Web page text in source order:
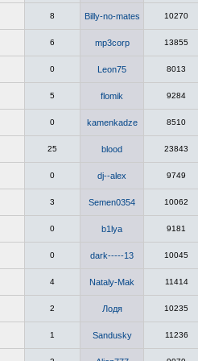
8 Billy-no-mates 10270
6 mp3corp 13855
0 Leon75 8013
5 flomik 9284
0 kamenkadze 8510
25 blood 23843
0 dj--alex 9749
3 Semen0354 10062
0 b1lya 9181
0 dark-----13 10045
4 Nataly-Mak 11414
2 Лодя 10235
1 Sandusky 11236